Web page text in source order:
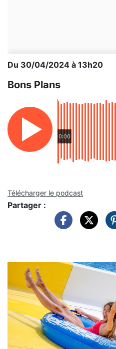
Du 30/04/2024 à 13h20
Bons Plans
0:00
Télécharger le podcast
Partager :